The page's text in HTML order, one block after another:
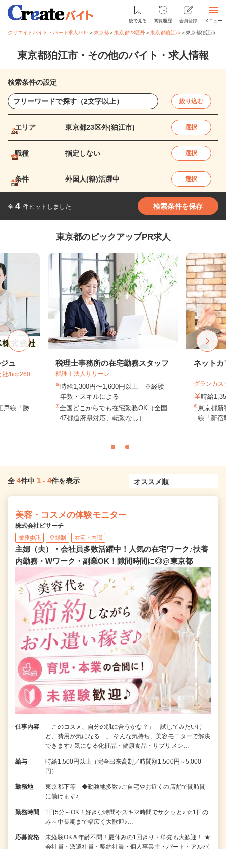
後で見る 閲覧履歴 会員登録 メニュー
クリエイトバイト・パート求人TOP ＞東京都＞東京都23区外＞東京都狛江市＞東京都狛江市・
東京都狛江市・その他のバイト・求人情報
検索条件の設定
絞り込む
エリア 東京都23区外(狛江市) 選択
職種 指定しない 選択
条件 外国人(籍)活躍中 選択
全 4 件ヒットしました 検索条件を保存
東京都のピックアップPR求人
ュ
社/hcp260
戸線「勝
税理士事務所の在宅勤務スタッフ
税理士法人サリーレ
時給1,300円〜1,600円以上 ※経験
年数・スキルによる
全国どこからでも在宅勤務OK（全国
47都道府県対応、転勤なし）
ネットカ
グランカ
時給
東京都新
線「新宿
全 4件中 1 - 4件を表示
美容・コスメの体験モニター
株式会社ビサーチ
業務委託 登録制 在宅・内職
主婦（夫）・会社員多数活躍中！人気の在宅ワーク♪扶養
内勤務・Wワーク・副業OK！隙間時間に◎@東京都
仕事内容
「このコスメ、自分の肌に合うかな？」「試してみたいけ
ど、費用が気になる…」 そんな気持ち、美容モニターで解決
できます♪ 気になる化粧品・健康食品・サプリメン…
給与
時給1,500円以上（完全出来高制／時間額1,500円～5,000
円）
勤務地
東京都下等 ◆勤務地多数♪ご自宅やお近くの店舗で間時間
に働けます♪
勤務時間
1日5分～OK！好きな時間やスキマ時間でサクッと♪ ☆1日の
み～中長期まで幅広く大歓迎♪…
応募資格
未経験OK＆年齢不問！夏休みの1回きり・単発も大歓迎！ ★
会社員・派遣社員・契約社員・個人事業主・パート・アルバ